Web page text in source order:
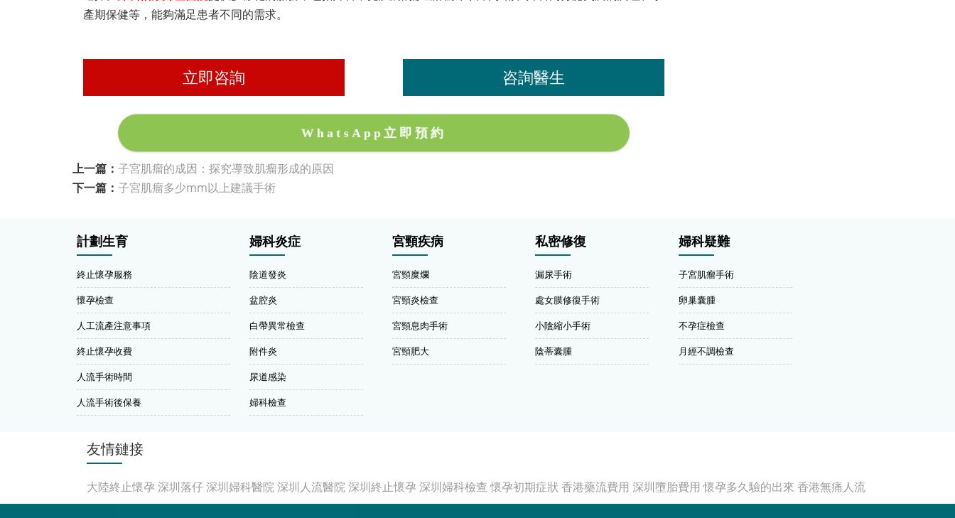
產期保健等，能夠滿足患者不同的需求。
立即咨詢 咨詢醫生
WhatsApp立即預約
上一篇： 子宮肌瘤的成因：探究導致肌瘤形成的原因
下一篇： 子宮肌瘤多少mm以上建議手術
計劃生育
終止懷孕服務
懷孕檢查
人工流產注意事項
終止懷孕收費
人流手術時間
人流手術後保養
婦科炎症
陰道發炎
盆腔炎
白帶異常檢查
附件炎
尿道感染
婦科檢查
宮頸疾病
宮頸糜爛
宮頸炎檢查
宮頸息肉手術
宮頸肥大
私密修復
漏尿手術
處女膜修復手術
小陰縮小手術
陰蒂囊腫
婦科疑難
子宮肌瘤手術
卵巢囊腫
不孕症檢查
月經不調檢查
友情鏈接
大陸終止懷孕 深圳落仔深圳婦科醫院深圳人流醫院深圳終止懷孕 深圳婦科檢查 懷孕初期症狀 香港藥流費用 深圳墮胎費用 懷孕多久驗的出來 香港無痛人流